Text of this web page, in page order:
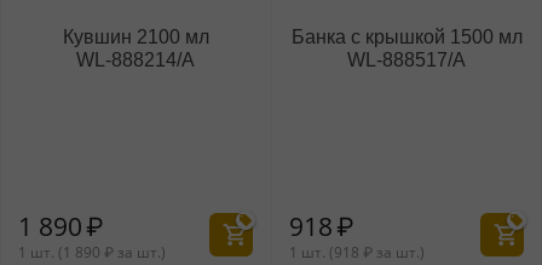
Кувшин 2100 мл
WL‑888214/A
1 890₽
1 шт. (1 890 ₽ за шт.)
Банка с крышкой 1500 мл
WL‑888517/A
918₽
1 шт. (918 ₽ за шт.)